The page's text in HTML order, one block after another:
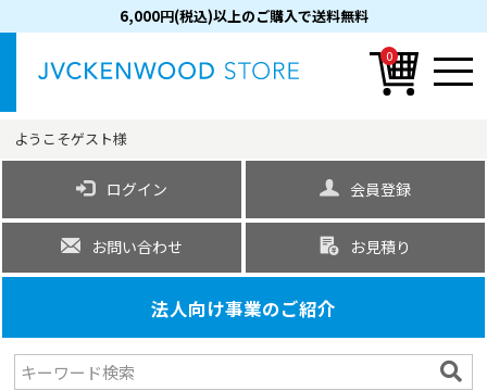
6,000円(税込)以上のご購入で送料無料
0
ようこそゲスト様
ログイン 会員登録
お問い合わせ お見積り
法人向け事業のご紹介